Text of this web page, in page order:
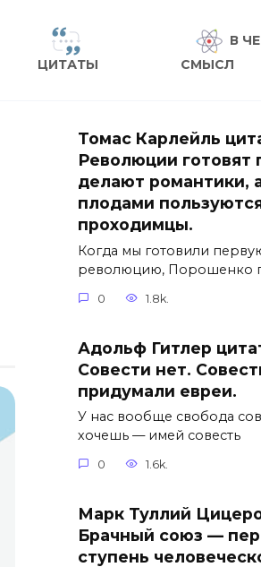
ЦИТАТЫ
В
СМЫСЛ
Томас Карлейль
Революции готовят
делают романтики,
плодами
проходимцы.
Когда мы готовили
революцию, Порошенко
0 1.8k.
Адольф Гитлер
Совести нет.
придумали евреи.
У нас вообще свобода
хочешь — имей совесть
0 1.6k.
Марк Туллий
Брачный союз —
ступень